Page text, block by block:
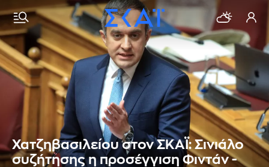
Χατζηβασιλείου στον ΣΚΑΪ: Σινιάλο
συζήτησης η προσέγγιση Φιντάν -